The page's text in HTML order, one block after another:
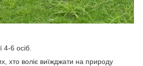
4-6 осіб.
хто воліє виїжджати на природу